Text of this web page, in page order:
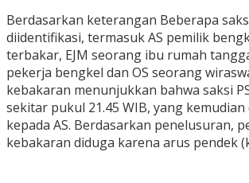
Berdasarkan keterangan Beberapa
diidentifikasi, termasuk AS pemilik
terbakar, EJM seorang ibu rumah
pekerja bengkel dan OS seorang
kebakaran menunjukkan bahwa saksi
sekitar pukul 21.45 WIB, yang
kepada AS. Berdasarkan penelusuran,
kebakaran diduga karena arus pendek